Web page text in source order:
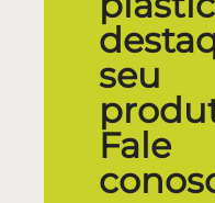
seu
Fale